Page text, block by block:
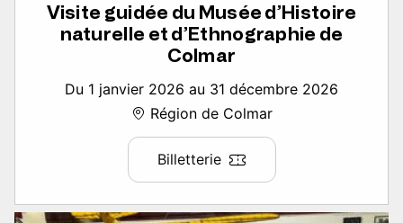
Visite guidée du Musée d’Histoire
naturelle et d’Ethnographie de
Colmar
Du 1 janvier 2026 au 31 décembre 2026
Région de Colmar
Billetterie